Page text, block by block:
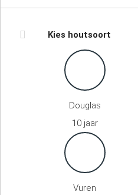
Kies houtsoort
Douglas
10 jaar
Vuren